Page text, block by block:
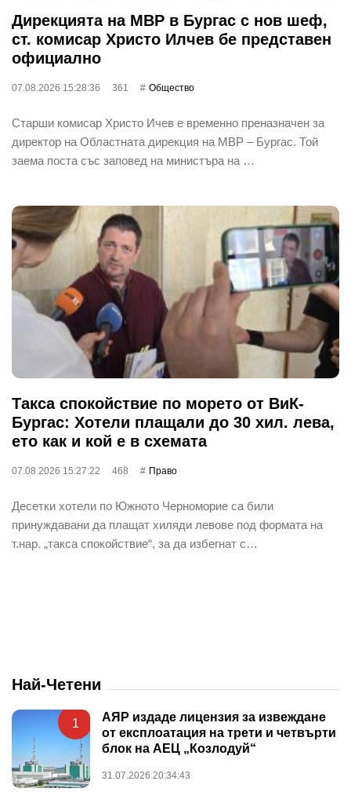
Дирекцията на МВР в Бургас с нов шеф,
ст. комисар Христо Илчев бе представен
официално
07.08.2026 15:28:36 361 Общество
Старши комисар Христо Ичев е временно преназначен за
директор на Областната дирекция на МВР – Бургас. Той
заема поста със заповед на министъра на …
Такса спокойствие по морето от ВиК-
Бургас: Хотели плащали до 30 хил. лева,
ето как и кой е в схемата
07.08.2026 15:27:22 468 Право
Десетки хотели по Южното Черноморие са били
принуждавани да плащат хиляди левове под формата на
т.нар. „такса спокойствие“, за да избегнат с…
Най-Четени
1
АЯР издаде лицензия за извеждане
от експлоатация на трети и четвърти
блок на АЕЦ „Козлодуй“
31.07.2026 20:34:43